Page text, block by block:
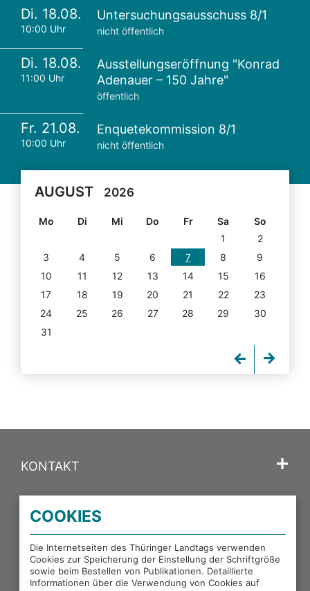
Di. 18.08.
10:00 Uhr
Untersuchungsausschuss 8/1
nicht öffentlich
Di. 18.08.
11:00 Uhr
Ausstellungseröffnung "Konrad
Adenauer – 150 Jahre"
öffentlich
Fr. 21.08.
10:00 Uhr
Enquetekommission 8/1
nicht öffentlich
AUGUST 2026
Mo Di Mi Do Fr Sa
So
1
2
3
4 5 6 7 8
9
10
11 12 13 14 15
16
17
18 19 20 21 22
23
24
25 26 27 28 29
30
31
KONTAKT
PORTALE DES THÜRINGER LANDTAGS
EXTERNE LINKS
COOKIES
Die Internetseiten des Thüringer Landtags verwenden
Cookies zur Speicherung der Einstellung der Schriftgröße
sowie beim Bestellen von Publikationen. Detaillierte
Informationen über die Verwendung von Cookies auf